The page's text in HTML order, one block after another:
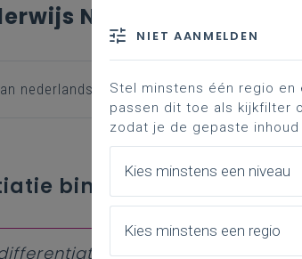
Nederlands
nederlands aan de slag in je klas
binnen
wil zeggen dat je als
NIET AANMELDEN
Stel minstens één regio en
passen dit toe als kijkfilter
zodat je de gepaste inhoud
Kies minstens een niveau
Kies minstens een regio